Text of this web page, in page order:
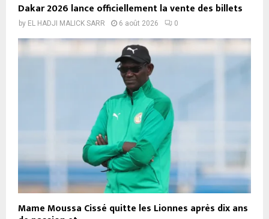
Dakar 2026 lance officiellement la vente des billets
by EL HADJI MALICK SARR 6 août 2026 0
Mame Moussa Cissé quitte les Lionnes après dix ans